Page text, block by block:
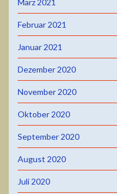
März 2021
Februar 2021
Januar 2021
Dezember 2020
November 2020
Oktober 2020
September 2020
August 2020
Juli 2020